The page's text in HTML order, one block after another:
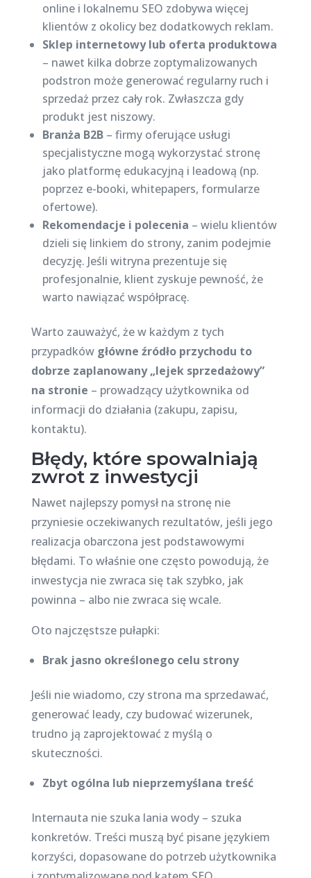
online i lokalnemu SEO zdobywa więcej
klientów z okolicy bez dodatkowych reklam.
Sklep internetowy lub oferta produktowa
– nawet kilka dobrze zoptymalizowanych
podstron może generować regularny ruch i
sprzedaż przez cały rok. Zwłaszcza gdy
produkt jest niszowy.
Branża B2B– firmy oferujące usługi
specjalistyczne mogą wykorzystać stronę
jako platformę edukacyjną i leadową (np.
poprzez e-booki, whitepapers, formularze
ofertowe).
Rekomendacje i polecenia – wielu klientów
dzieli się linkiem do strony, zanim podejmie
decyzję. Jeśli witryna prezentuje się
profesjonalnie, klient zyskuje pewność, że
warto nawiązać współpracę.
Warto zauważyć, że w każdym z tych
przypadków główne źródło przychodu to
dobrze zaplanowany „lejek sprzedażowy”
na stronie – prowadzący użytkownika od
informacji do działania (zakupu, zapisu,
kontaktu).
Błędy, które spowalniają
zwrot z inwestycji
Nawet najlepszy pomysł na stronę nie
przyniesie oczekiwanych rezultatów, jeśli jego
realizacja obarczona jest podstawowymi
błędami. To właśnie one często powodują, że
inwestycja nie zwraca się tak szybko, jak
powinna – albo nie zwraca się wcale.
Oto najczęstsze pułapki:
Brak jasno określonego celu strony
Jeśli nie wiadomo, czy strona ma sprzedawać,
generować leady, czy budować wizerunek,
trudno ją zaprojektować z myślą o
skuteczności.
Zbyt ogólna lub nieprzemyślana treść
Internauta nie szuka lania wody – szuka
konkretów. Treści muszą być pisane językiem
korzyści, dopasowane do potrzeb użytkownika